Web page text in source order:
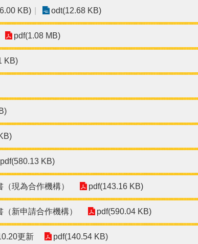
KB) odt(12.68 KB)
pdf(1.08 MB)
KB)
pdf(580.13 KB)
現為合作機構） pdf(143.16 KB)
新申請合作機構） pdf(590.04 KB)
更新 pdf(140.54 KB)